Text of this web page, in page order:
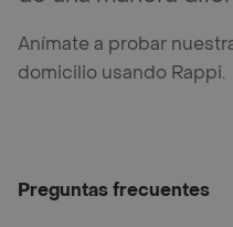
Anímate a probar
domicilio usando Rappi.
Preguntas frecuentes